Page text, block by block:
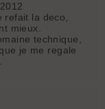
refait la deco,
mieux.
technique,
je me regale